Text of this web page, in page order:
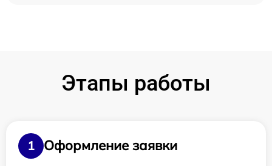
Этапы работы
1
Оформление заявки